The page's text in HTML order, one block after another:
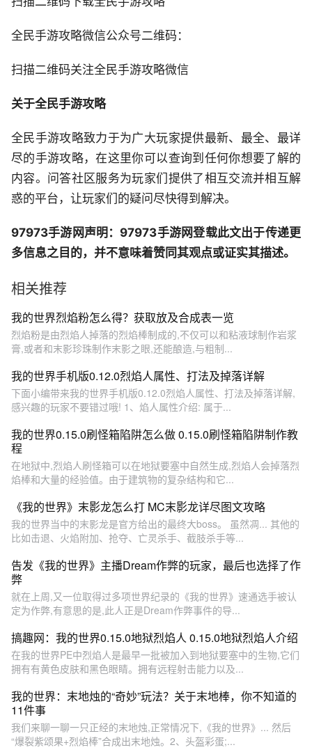
全民手游攻略微信公众号二维码：
扫描二维码关注全民手游攻略微信
关于全民手游攻略
全民手游攻略致力于为广大玩家提供最新、最全、最详
尽的手游攻略，在这里你可以查询到任何你想要了解的
内容。问答社区服务为玩家们提供了相互交流并相互解
惑的平台，让玩家们的疑问尽快得到解决。
97973手游网声明：97973手游网登载此文出于传递更
多信息之目的，并不意味着赞同其观点或证实其描述。
相关推荐
我的世界烈焰粉怎么得？获取放及合成表一览
烈焰粉是由烈焰人掉落的烈焰棒制成的,不仅可以和粘液球制作岩浆
膏,或者和末影珍珠制作末影之眼,还能酿造,与粗制...
我的世界手机版0.12.0烈焰人属性、打法及掉落详解
下面小编带来我的世界手机版0.12.0烈焰人属性、打法及掉落详解,
感兴趣的玩家不要错过哦! 1、焰人属性介绍: 属于...
我的世界0.15.0刷怪箱陷阱怎么做 0.15.0刷怪箱陷阱制作教
程
在地狱中,烈焰人刷怪箱可以在地狱要塞中自然生成,烈焰人会掉落烈
焰棒和大量的经验值。由于建筑物的复杂结构和它...
《我的世界》末影龙怎么打 MC末影龙详尽图文攻略
我的世界当中的末影龙是官方给出的最终大boss。 虽然凋... 其他的
比如击退、火焰附加、抢夺、亡灵杀手、截肢杀手等...
告发《我的世界》主播Dream作弊的玩家，最后也选择了作
弊
就在上周,又一位取得过多项世界纪录的《我的世界》速通选手被认
定为作弊,有意思的是,此人正是Dream作弊事件的导...
搞趣网：我的世界0.15.0地狱烈焰人 0.15.0地狱烈焰人介绍
在我的世界PE中烈焰人是最早一批被加入到地狱要塞中的生物,它们
拥有有黄色皮肤和黑色眼睛。拥有远程射击能力以及...
我的世界：末地烛的“奇妙”玩法？关于末地棒，你不知道的
11件事
我们来聊一聊一只正经的末地烛,正常情况下,《我的世界》... 然后
“爆裂紫颂果+烈焰棒”合成出末地烛。2、头盔彩蛋;...